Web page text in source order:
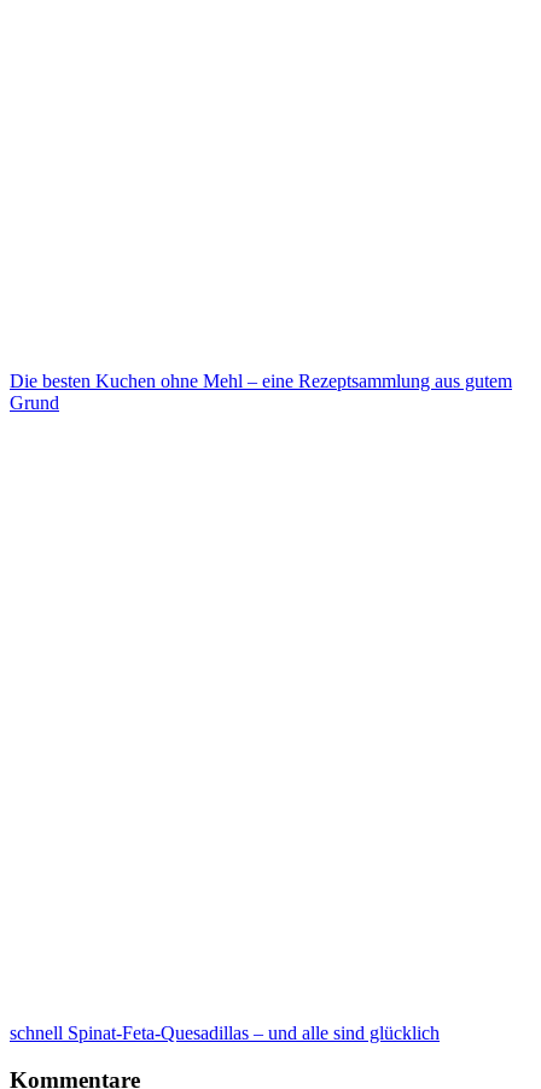
Die besten Kuchen ohne Mehl – eine Rezeptsammlung aus gutem
Grund
schnell Spinat-Feta-Quesadillas – und alle sind glücklich
Kommentare